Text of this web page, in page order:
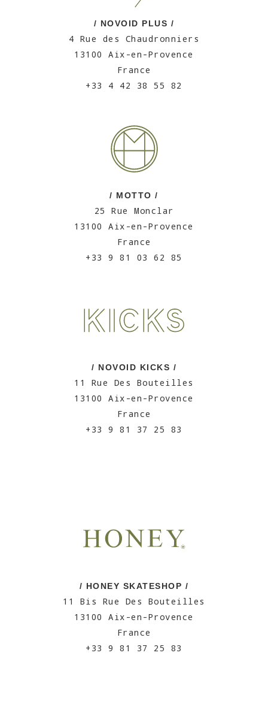
/ NOVOID PLUS /
4 Rue des Chaudronniers
13100 Aix-en-Provence
France
+33 4 42 38 55 82
/ MOTTO /
25 Rue Monclar
13100 Aix-en-Provence
France
+33 9 81 03 62 85
/ NOVOID KICKS /
11 Rue Des Bouteilles
13100 Aix-en-Provence
France
+33 9 81 37 25 83
/ HONEY SKATESHOP /
11 Bis Rue Des Bouteilles
13100 Aix-en-Provence
France
+33 9 81 37 25 83